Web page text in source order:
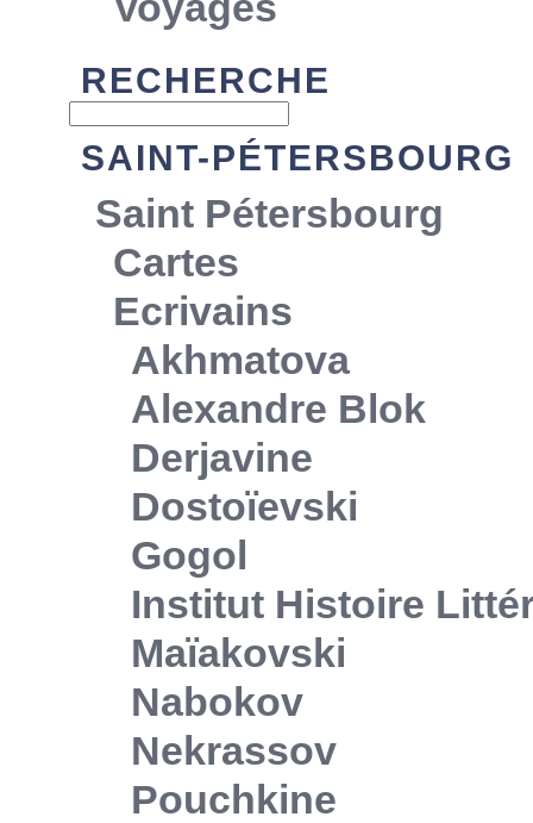
RECHERCHE
SAINT-PÉTERSBOURG
Saint Pétersbourg
Cartes
Ecrivains
Akhmatova
Alexandre Blok
Derjavine
Dostoïevski
Gogol
Institut Histoire
Maïakovski
Nabokov
Nekrassov
Pouchkine